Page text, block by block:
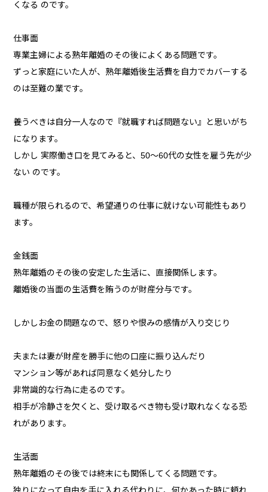
くなる のです。
仕事面
専業主婦による熟年離婚のその後によくある問題です。
ずっと家庭にいた人が、熟年離婚後生活費を自力でカバーする
のは至難の業です。
養うべきは自分一人なので『就職すれば問題ない』と思いがち
になります。
しかし 実際働き口を見てみると、50～60代の女性を雇う先が少
ない のです。
職種が限られるので、希望通りの仕事に就けない可能性もあり
ます。
金銭面
熟年離婚のその後の安定した生活に、直接関係します。
離婚後の当面の生活費を賄うのが財産分与です。
しかしお金の問題なので、怒りや恨みの感情が入り交じり
夫または妻が財産を勝手に他の口座に振り込んだり
マンション等があれば同意なく処分したり
非常識的な行為に走るのです。
相手が冷静さを欠くと、受け取るべき物も受け取れなくなる恐
れがあります。
生活面
熟年離婚のその後では終末にも関係してくる問題です。